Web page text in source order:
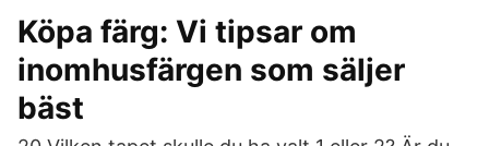
Köpa färg: Vi tipsar om
inomhusfärgen som säljer
bäst